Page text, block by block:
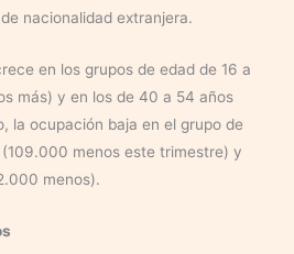
nacionalidad extranjera.
en los grupos de edad de 16 a
más) y en los de 40 a 54 años
la ocupación baja en el grupo de
menos este trimestre) y
menos).